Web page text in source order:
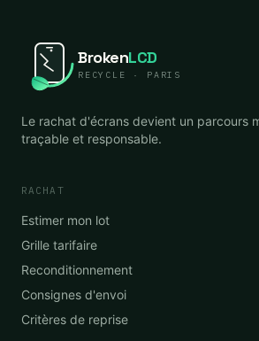
BrokenLCD
RECYCLE · PARIS
Le rachat d'écrans devient un parcours
traçable et responsable.
RACHAT
Estimer mon lot
Grille tarifaire
Reconditionnement
Consignes d'envoi
Critères de reprise